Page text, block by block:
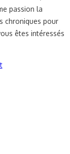
passion la
chroniques pour
êtes intéressés